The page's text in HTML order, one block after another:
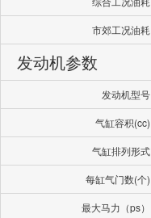
市郊工况油耗
发动机参数
发动机型号
气缸容积(cc)
气缸排列形式
每缸气门数(个)
最大马力（ps）